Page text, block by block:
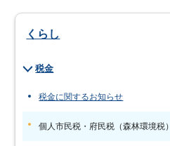
くらし
税金
税金に関するお知らせ
個人市民税・府民税（森林環境税）